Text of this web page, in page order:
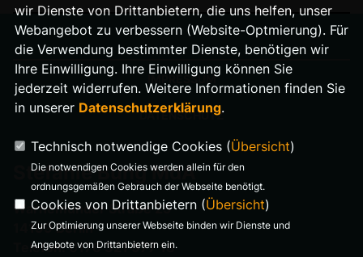
IMPRESSUM
DATENSCHUTZ
Stefanie Bung MdA
Warnemünder Straße 29
14199 Berlin
Telefon: 0176 321 977 18
wir Dienste von Drittanbietern, die uns helfen, unser
Webangebot zu verbessern (Website-Optmierung). Für
die Verwendung bestimmter Dienste, benötigen wir
Ihre Einwilligung. Ihre Einwilligung können Sie
jederzeit widerrufen. Weitere Informationen finden Sie
in unserer Datenschutzerklärung.
Technisch notwendige Cookies (Übersicht)
Die notwendigen Cookies werden allein für den
ordnungsgemäßen Gebrauch der Webseite benötigt.
Cookies von Drittanbietern (Übersicht)
Zur Optimierung unserer Webseite binden wir Dienste und
Angebote von Drittanbietern ein.